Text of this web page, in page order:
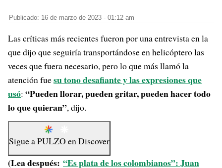
Publicado: 16 de marzo de 2023 - 01:12 am
Las críticas más recientes fueron por una entrevista en la
que dijo que seguiría transportándose en helicóptero las
veces que fuera necesario, pero lo que más llamó la
atención fuesu tono desafiante y las expresiones que
usó: “Pueden llorar, pueden gritar, pueden hacer todo
lo que quieran”, dijo.
Sigue aPULZO enDiscover
(Lea después: “Es plata de los colombianos”: Juan